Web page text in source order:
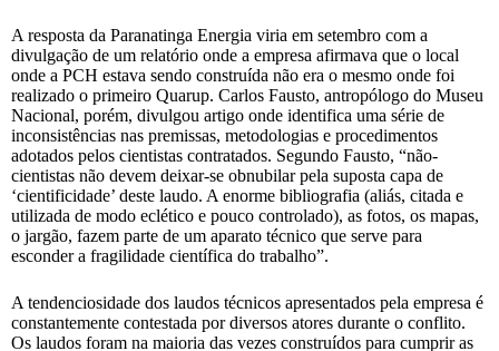
A resposta da Paranatinga Energia viria em setembro com a
divulgação de um relatório onde a empresa afirmava que o local
onde a PCH estava sendo construída não era o mesmo onde foi
realizado o primeiro Quarup. Carlos Fausto, antropólogo do Museu
Nacional, porém, divulgou artigo onde identifica uma série de
inconsistências nas premissas, metodologias e procedimentos
adotados pelos cientistas contratados. Segundo Fausto, “não-
cientistas não devem deixar-se obnubilar pela suposta capa de
‘cientificidade’ deste laudo. A enorme bibliografia (aliás, citada e
utilizada de modo eclético e pouco controlado), as fotos, os mapas,
o jargão, fazem parte de um aparato técnico que serve para
esconder a fragilidade científica do trabalho”.
A tendenciosidade dos laudos técnicos apresentados pela empresa é
constantemente contestada por diversos atores durante o conflito.
Os laudos foram na maioria das vezes construídos para cumprir as